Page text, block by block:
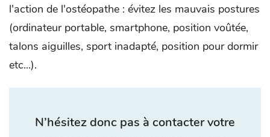
l'action de l'ostéopathe : évitez les mauvais postures
(ordinateur portable, smartphone, position voûtée,
talons aiguilles, sport inadapté, position pour dormir
etc...).
N’hésitez donc pas à contacter votre